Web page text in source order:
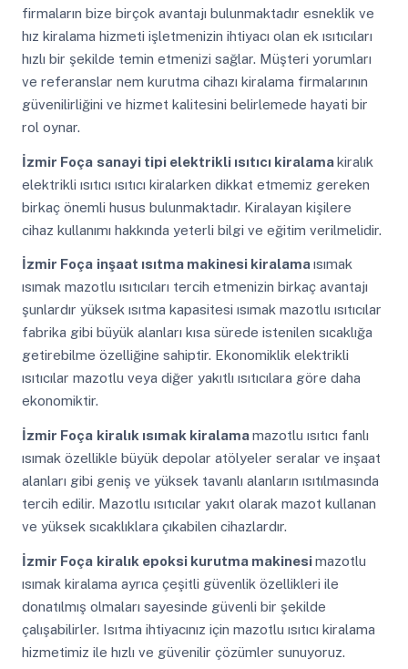
firmaların bize birçok avantajı bulunmaktadır esneklik ve
hız kiralama hizmeti işletmenizin ihtiyacı olan ek ısıtıcıları
hızlı bir şekilde temin etmenizi sağlar. Müşteri yorumları
ve referanslar nem kurutma cihazı kiralama firmalarının
güvenilirliğini ve hizmet kalitesini belirlemede hayati bir
rol oynar.
İzmir Foça sanayi tipi elektrikli ısıtıcı kiralamakiralık
elektrikli ısıtıcı ısıtıcı kiralarken dikkat etmemiz gereken
birkaç önemli husus bulunmaktadır. Kiralayan kişilere
cihaz kullanımı hakkında yeterli bilgi ve eğitim verilmelidir.
İzmir Foça inşaat ısıtma makinesi kiralamaısımak
ısımak mazotlu ısıtıcıları tercih etmenizin birkaç avantajı
şunlardır yüksek ısıtma kapasitesi ısımak mazotlu ısıtıcılar
fabrika gibi büyük alanları kısa sürede istenilen sıcaklığa
getirebilme özelliğine sahiptir. Ekonomiklik elektrikli
ısıtıcılar mazotlu veya diğer yakıtlı ısıtıcılara göre daha
ekonomiktir.
İzmir Foça kiralık ısımak kiralamamazotlu ısıtıcı fanlı
ısımak özellikle büyük depolar atölyeler seralar ve inşaat
alanları gibi geniş ve yüksek tavanlı alanların ısıtılmasında
tercih edilir. Mazotlu ısıtıcılar yakıt olarak mazot kullanan
ve yüksek sıcaklıklara çıkabilen cihazlardır.
İzmir Foça kiralık epoksi kurutma makinesimazotlu
ısımak kiralama ayrıca çeşitli güvenlik özellikleri ile
donatılmış olmaları sayesinde güvenli bir şekilde
çalışabilirler. Isıtma ihtiyacınız için mazotlu ısıtıcı kiralama
hizmetimiz ile hızlı ve güvenilir çözümler sunuyoruz.